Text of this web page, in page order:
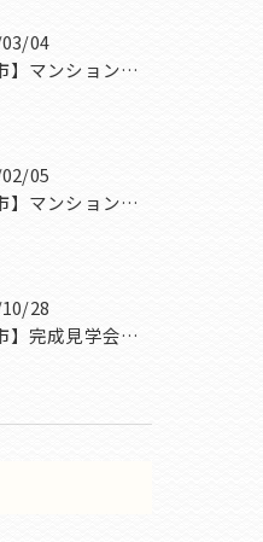
04
【松江市】マンションリフォーム｜FROG POWER
05
【松江市】マンションリフォームも色々｜FROG POWER
28
【松江市】完成見学会｜FROG POWER